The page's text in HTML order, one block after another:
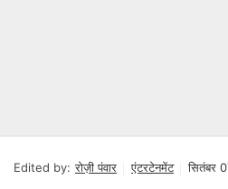
Edited by: रोज़ी पंवार एंटरटेनमेंट सितंबर